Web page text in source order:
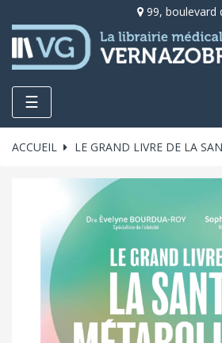
99, boulevard
Toggle
navigation
☰
ACCUEIL LE GRAND LIVRE DE LA